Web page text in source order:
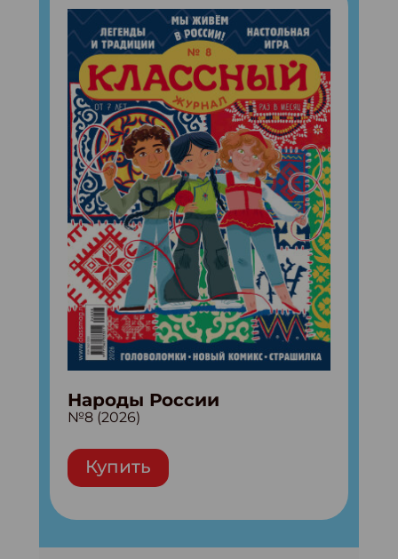
Народы России
№8 (2026)
Купить